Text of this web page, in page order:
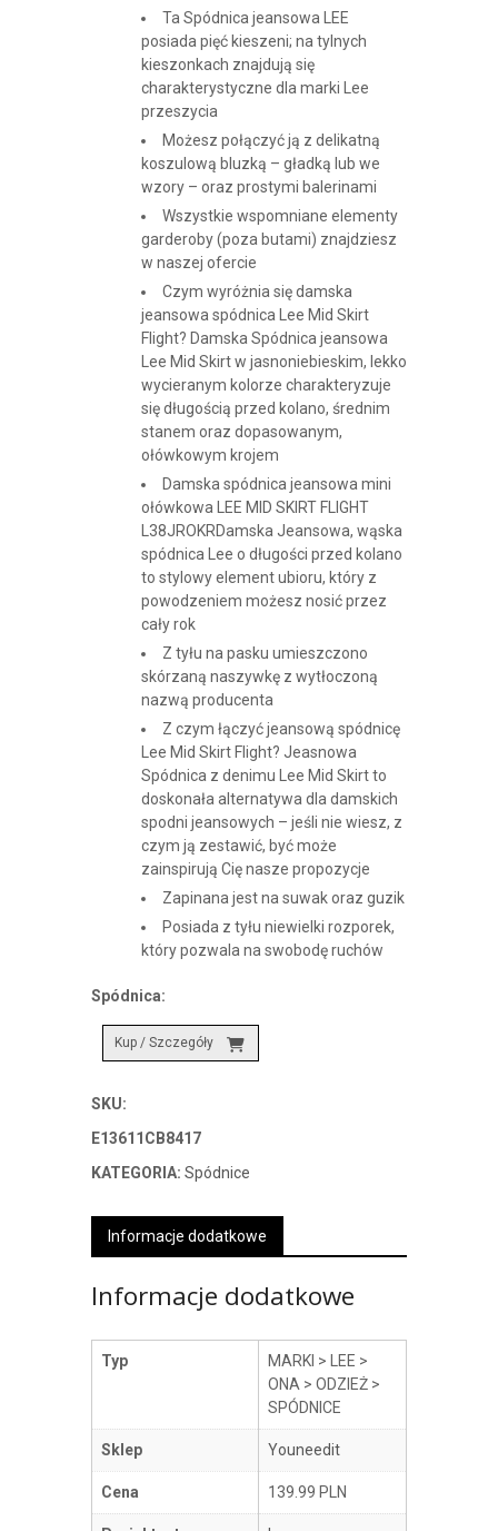
Ta Spódnica jeansowa LEE
posiada pięć kieszeni; na tylnych
kieszonkach znajdują się
charakterystyczne dla marki Lee
przeszycia
Możesz połączyć ją z delikatną
koszulową bluzką – gładką lub we
wzory – oraz prostymi balerinami
Wszystkie wspomniane elementy
garderoby (poza butami) znajdziesz
w naszej ofercie
Czym wyróżnia się damska
jeansowa spódnica Lee Mid Skirt
Flight? Damska Spódnica jeansowa
Lee Mid Skirt w jasnoniebieskim, lekko
wycieranym kolorze charakteryzuje
się długością przed kolano, średnim
stanem oraz dopasowanym,
ołówkowym krojem
Damska spódnica jeansowa mini
ołówkowa LEE MID SKIRT FLIGHT
L38JROKRDamska Jeansowa, wąska
spódnica Lee o długości przed kolano
to stylowy element ubioru, który z
powodzeniem możesz nosić przez
cały rok
Z tyłu na pasku umieszczono
skórzaną naszywkę z wytłoczoną
nazwą producenta
Z czym łączyć jeansową spódnicę
Lee Mid Skirt Flight? Jeasnowa
Spódnica z denimu Lee Mid Skirt to
doskonała alternatywa dla damskich
spodni jeansowych – jeśli nie wiesz, z
czym ją zestawić, być może
zainspirują Cię nasze propozycje
Zapinana jest na suwak oraz guzik
Posiada z tyłu niewielki rozporek,
który pozwala na swobodę ruchów
Spódnica:
Kup / Szczegóły
SKU:
E13611CB8417
KATEGORIA: Spódnice
Informacje dodatkowe
Informacje dodatkowe
Typ
MARKI > LEE >
ONA > ODZIEŻ >
SPÓDNICE
Sklep Youneedit
Cena 139.99 PLN